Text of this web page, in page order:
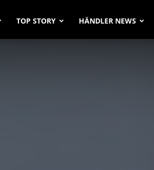
TOP STORY HÄNDLER NEWS